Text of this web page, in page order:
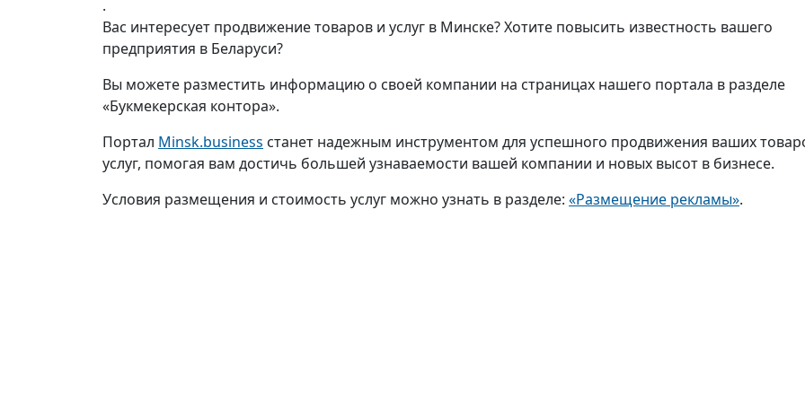
.
Вас интересует продвижение товаров и услуг в Минске? Хотите повысить известность вашего
предприятия в Беларуси?
Вы можете разместить информацию о своей компании на страницах нашего портала в разделе
«Букмекерская контора».
Портал Minsk.business станет надежным инструментом для успешного продвижения ваших
услуг, помогая вам достичь большей узнаваемости вашей компании и новых высот в бизнесе.
Условия размещения и стоимость услуг можно узнать в разделе: «Размещение рекламы».